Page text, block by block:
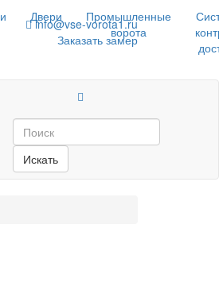
Двери
Промышленные
ворота
info@vse-vorota1.ru
Заказать замер
Искать